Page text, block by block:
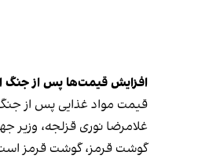
افزایش قیمت‌ها پس از جنگ
قیمت مواد غذایی پس از
‌غلامرضا نوری قزلجه،
گوشت قرمز، گوشت قرمز است